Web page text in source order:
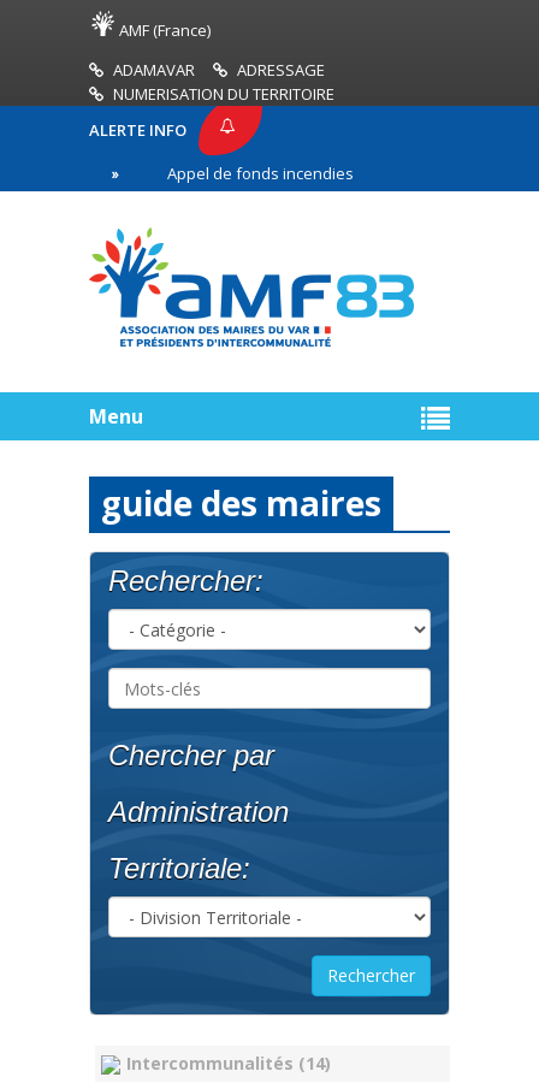
AMF (France)
ADAMAVAR
ADRESSAGE
NUMERISATION DU TERRITOIRE
ALERTE INFO
Appel de fonds incendies de forêt
Menu
guide des maires
Rechercher:
Chercher par
Administration
Territoriale:
Intercommunalités (14)